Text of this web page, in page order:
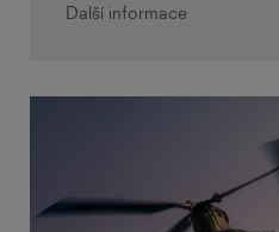
Další informace